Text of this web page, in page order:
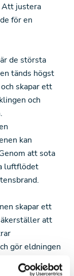
Att justera
för en
de största
tänds högst
skapar ett
och
kan
att sota
luftflödet
skapar ett
att
gör eldningen